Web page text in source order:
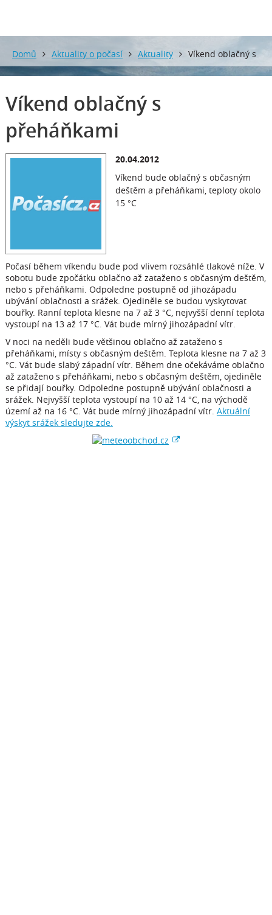
Domů Aktuality o počasí Aktuality Víkend oblačný s
přeháňkami
Víkend oblačný s
přeháňkami
20.04.2012
Víkend bude oblačný s občasným
deštěm a přeháňkami, teploty okolo
15 °C
Počasí během víkendu bude pod vlivem rozsáhlé tlakové níže. V
sobotu bude zpočátku oblačno až zataženo s občasným deštěm,
nebo s přeháňkami. Odpoledne postupně od jihozápadu
ubývání oblačnosti a srážek. Ojediněle se budou vyskytovat
bouřky. Ranní teplota klesne na 7 až 3 °C, nejvyšší denní teplota
vystoupí na 13 až 17 °C. Vát bude mírný jihozápadní vítr.
V noci na neděli bude většinou oblačno až zataženo s
přeháňkami, místy s občasným deštěm. Teplota klesne na 7 až 3
°C. Vát bude slabý západní vítr. Během dne očekáváme oblačno
až zataženo s přeháňkami, nebo s občasným deštěm, ojediněle
se přidají bouřky. Odpoledne postupně ubývání oblačnosti a
srážek. Nejvyšší teplota vystoupí na 10 až 14 °C, na východě
území až na 16 °C. Vát bude mírný jihozápadní vítr. Aktuální
výskyt srážek sledujte zde.